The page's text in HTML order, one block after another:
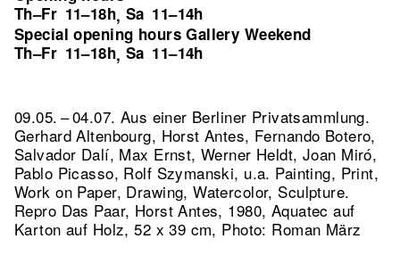
Th–Fr 11–18h, Sa 11–14h
Special opening hours Gallery Weekend
Th–Fr 11–18h, Sa 11–14h
09.05. – 04.07. Aus einer Berliner Privatsammlung.
Gerhard Altenbourg, Horst Antes, Fernando Botero,
Salvador Dalí, Max Ernst, Werner Heldt, Joan Miró,
Pablo Picasso, Rolf Szymanski, u.a. Painting, Print,
Work on Paper, Drawing, Watercolor, Sculpture.
Repro Das Paar, Horst Antes, 1980, Aquatec auf
Karton auf Holz, 52 x 39 cm, Photo: Roman März